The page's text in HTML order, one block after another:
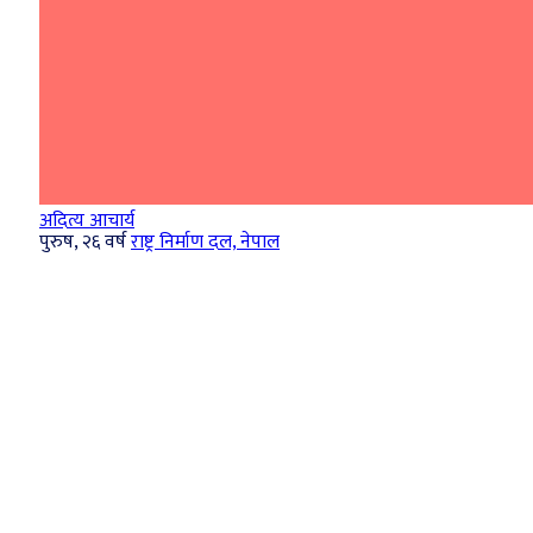
अदित्य आचार्य
पुरुष, २६ वर्षराष्ट्र निर्माण दल, नेपाल